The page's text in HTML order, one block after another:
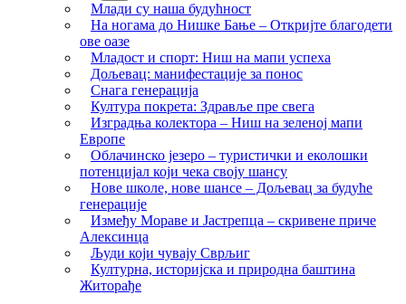
Млади су наша будућност
На ногама до Нишке Бање – Откријте благодети
ове оазе
Младост и спорт: Ниш на мапи успеха
Дољевац: манифестације за понос
Снага генерација
Култура покрета: Здравље пре свега
Изградња колектора – Ниш на зеленој мапи
Европе
Облачинско језеро – туристички и еколошки
потенцијал који чека своју шансу
Нове школе, нове шансе – Дољевац за будуће
генерације
Између Мораве и Јастрепца – скривене приче
Алексинца
Људи који чувају Сврљиг
Културна, историјска и природна баштина
Житорађе